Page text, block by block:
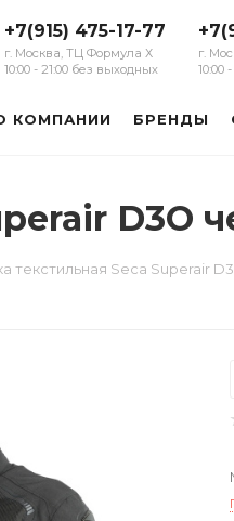
+7(915) 475-17-77
г. Москва, ТЦ Формула Х
10:00 - 21:00 без выходных
г.
10:00
КОМПАНИИ БРЕНДЫ
D3O
текстильная Seca Superair